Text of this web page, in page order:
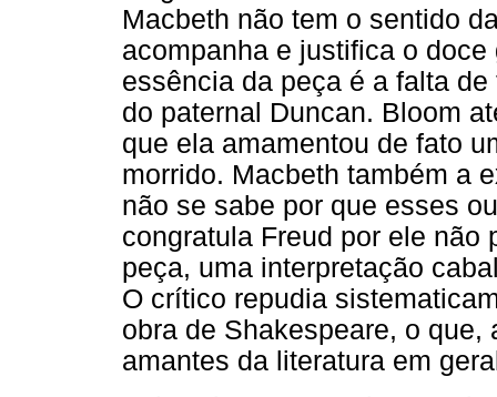
Macbeth não tem o sentido
acompanha e justifica o
essência da peça é a falta
do paternal Duncan. Bloom
que ela amamentou de fato
morrido. Macbeth também a
não se sabe por que esses
congratula Freud por ele não
peça, uma interpretação
O crítico repudia
obra de Shakespeare, o
amantes da literatura em